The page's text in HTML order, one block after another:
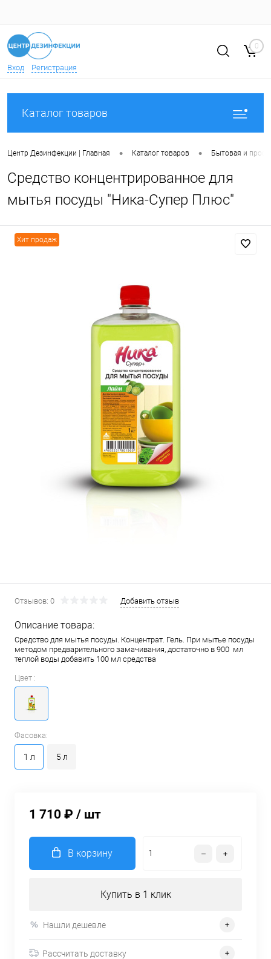
Вход Регистрация
0
Каталог товаров
Центр Дезинфекции | Главная • Каталог товаров • Бытовая и
Средство концентрированное для
мытья посуды "Ника-Супер Плюс"
Хит продаж
Отзывов: 0 Добавить отзыв
Описание товара:
Средство для мытья посуды. Концентрат. Гель. При мытье посуды
методом предварительного замачивания, достаточно в 900 мл
теплой воды добавить 100 мл средства
Цвет :
Фасовка:
1 л 5 л
1 710 ₽ / шт
В корзину
Купить в 1 клик
Нашли дешевле
Рассчитать доставку